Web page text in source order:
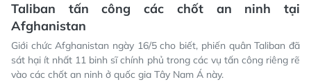
Taliban tấn công các chốt an ninh tại
Afghanistan
Giới chức Afghanistan ngày 16/5 cho biết, phiến quân Taliban đã
sát hại ít nhất 11 binh sĩ chính phủ trong các vụ tấn công riêng rẽ
vào các chốt an ninh ở quốc gia Tây Nam Á này.